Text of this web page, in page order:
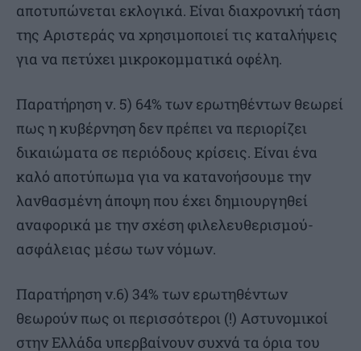
αποτυπώνεται εκλογικά. Είναι διαχρονική τάση
της Αριστεράς να χρησιμοποιεί τις καταλήψεις
για να πετύχει μικροκομματικά οφέλη.
Παρατήρηση ν. 5) 64% των ερωτηθέντων θεωρεί
πως η κυβέρνηση δεν πρέπει να περιορίζει
δικαιώματα σε περιόδους κρίσεις. Είναι ένα
καλό αποτύπωμα για να κατανοήσουμε την
λανθασμένη άποψη που έχει δημιουργηθεί
αναφορικά με την σχέση φιλελευθερισμού-
ασφάλειας μέσω των νόμων.
Παρατήρηση ν.6) 34% των ερωτηθέντων
θεωρούν πως οι περισσότεροι (!) Αστυνομικοί
στην Ελλάδα υπερβαίνουν συχνά τα όρια του